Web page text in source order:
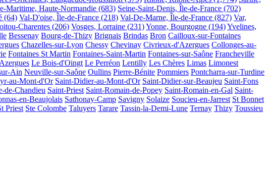
Maritime, Haute-Normandie (683) Seine-Saint-Denis, Île-de-France (702)
(64) Val-D'oise, Île-de-France (218) Val-De-Marne, Île-de-France (827) Var,
Charentes (206) Vosges, Lorraine (231)Yonne, Bourgogne (194)Yvelines,
Bessenay Bourg-de-Thizy Brignais Brindas Bron Cailloux-sur-Fontaines
Chazelles-sur-Lyon Chessy Chevinay Civrieux-d'Azergues Collonges-au-
Fontaines St Martin Fontaines-Saint-Martin Fontaines-sur-Saône Francheville
Le Bois-d'Oingt Le Perréon Lentilly Les Chères Limas Limonest
Ain Neuville-sur-Saône Oullins Pierre-Bénite Pommiers Pontcharra-sur-Turdine
au-Mont-d'Or Saint-Didier-au-Mont-d'Or Saint-Didier-sur-Beaujeu Saint-Fons
de-Chandieu Saint-Priest Saint-Romain-de-Popey Saint-Romain-en-Gal Saint-
en-Beaujolais Sathonay-Camp Savigny Solaize Soucieu-en-Jarrest St Bonnet
Priest Ste Colombe Taluyers Tarare Tassin-la-Demi-Lune Ternay Thizy Toussieu